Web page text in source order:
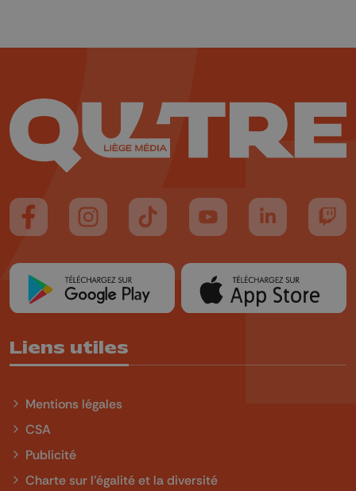
Suivez-nous sur FaceBook
Suivez-nous sur Instagram
Suivez-nous sur TikTok
Suivez-nous sur YouTube
Suivez-nous
Liens utiles
Mentions légales
CSA
Publicité
Charte sur l'égalité et la diversité